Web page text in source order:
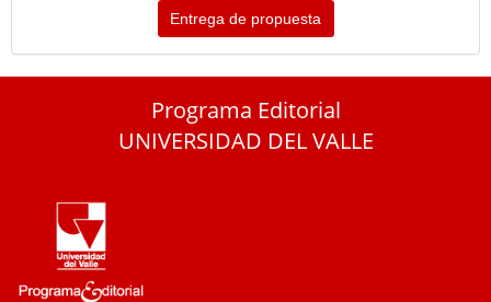
Entrega de propuesta
Programa Editorial
UNIVERSIDAD DEL VALLE